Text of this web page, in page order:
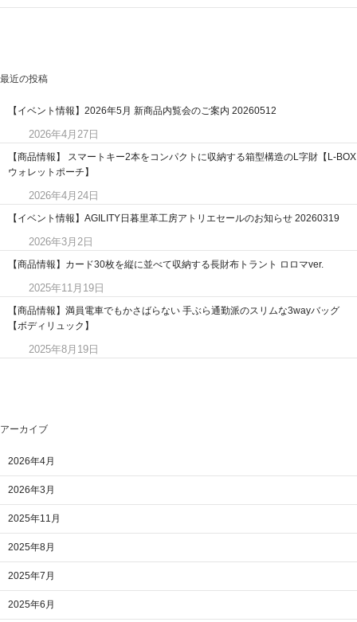
最近の投稿
【イベント情報】2026年5月 新商品内覧会のご案内 20260512
2026年4月27日
【商品情報】 スマートキー2本をコンパクトに収納する箱型構造のL字財【L-BOX
ウォレットポーチ】
2026年4月24日
【イベント情報】AGILITY日暮里革工房アトリエセールのお知らせ 20260319
2026年3月2日
【商品情報】カード30枚を縦に並べて収納する長財布トラント ロロマver.
2025年11月19日
【商品情報】満員電車でもかさばらない 手ぶら通勤派のスリムな3wayバッグ
【ボディリュック】
2025年8月19日
アーカイブ
2026年4月
2026年3月
2025年11月
2025年8月
2025年7月
2025年6月